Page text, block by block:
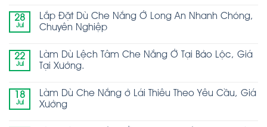
28
Jul
Lắp Đặt Dù Che Nắng Ở Long An Nhanh Chóng,
Chuyên Nghiệp
22
Jul
Làm Dù Lệch Tâm Che Nắng Ở Tại Bảo Lộc, Giá
Tại Xưởng.
18
Jul
Làm Dù Che Nắng ở Lái Thiêu Theo Yêu Cầu, Giá
Xưởng